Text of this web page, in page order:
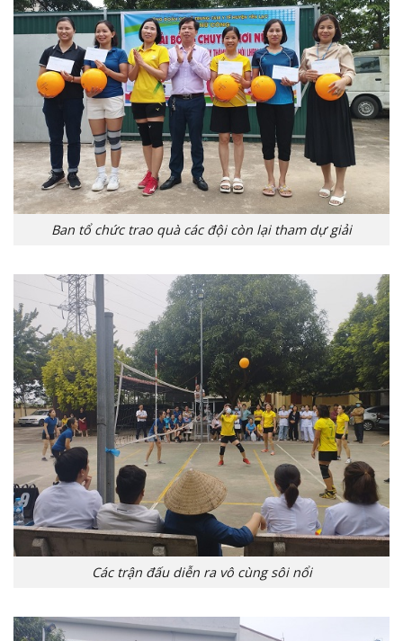
Ban tổ chức trao quà các đội còn lại tham dự giải
Các trận đấu diễn ra vô cùng sôi nổi